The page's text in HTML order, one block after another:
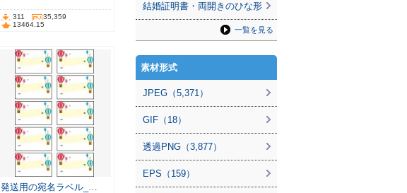
311
35,359
13464.15
発送用の宛名ラベル_…
結婚証明書・両開きのひな形
一覧を見る
素材形式
JPEG（5,371）
GIF（18）
透過PNG（3,877）
EPS（159）